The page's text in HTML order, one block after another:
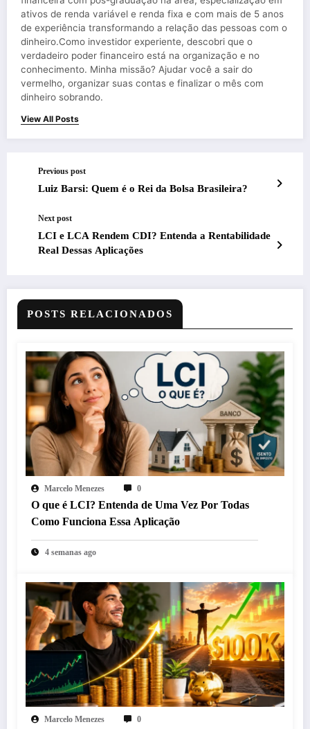
ativos de renda variável e renda fixa e com mais de 5 anos
de experiência transformando a relação das pessoas com o
dinheiro.Como investidor experiente, descobri que o
verdadeiro poder financeiro está na organização e no
conhecimento. Minha missão? Ajudar você a sair do
vermelho, organizar suas contas e finalizar o mês com
dinheiro sobrando.
View All Posts
Previous post
Luiz Barsi: Quem é o Rei da Bolsa Brasileira?
Next post
LCI e LCA Rendem CDI? Entenda a Rentabilidade
Real Dessas Aplicações
POSTS RELACIONADOS
Marcelo Menezes 0
O que é LCI? Entenda de Uma Vez Por Todas
Como Funciona Essa Aplicação
4 semanas ago
Marcelo Menezes 0